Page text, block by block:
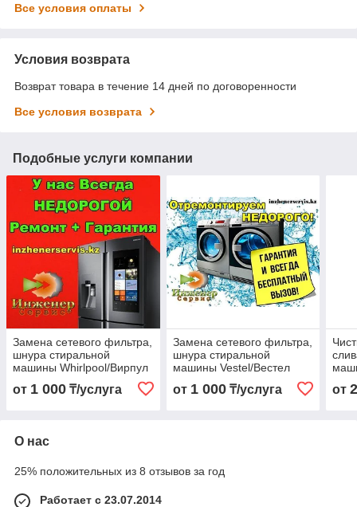
Все условия оплаты
Условия возврата
Возврат товара в течение 14 дней по договоренности
Все условия возврата
Подобные услуги компании
Замена сетевого фильтра,
шнура стиральной
машины Whirlpool/Вирпул
от 1 000 ₸/услуга
Замена сетевого фильтра,
шнура стиральной
машины Vestel/Вестел
от 1 000₸/услуга от
О нас
25% положительных из 8 отзывов за год
Работает с 23.07.2014